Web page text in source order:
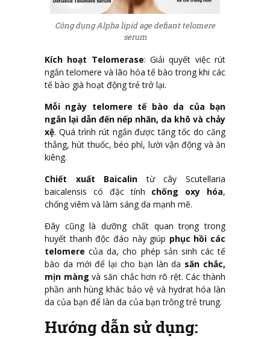
Công dụng Alpha lipid age defiant telomere
serum
Kích hoạt Telomerase: Giải quyết việc rút
ngắn telomere và lão hóa tế bào trong khi các
tế bào già hoạt động trẻ trở lại.
Mỗi ngày telomere tế bào da của bạn
ngắn lại dẫn đến nếp nhăn, da khô và chảy
xệ. Quá trình rút ngắn được tăng tốc do căng
thẳng, hút thuốc, béo phì, lười vận động và ăn
kiêng.
Chiết xuất Baicalin từ cây Scutellaria
baicalensis có đặc tính chống oxy hóa,
chống viêm và làm sáng da mạnh mẽ.
Đây cũng là dưỡng chất quan trọng trong
huyết thanh độc đáo này giúp phục hồi các
telomere của da, cho phép sản sinh các tế
bào da mới để lại cho bạn làn da săn chắc,
mịn màngvà săn chắc hơn rõ rệt. Các thành
phần anh hùng khác bảo vệ và hydrat hóa làn
da của bạn để làn da của bạn trông trẻ trung.
Hướng dẫn sử dụng: